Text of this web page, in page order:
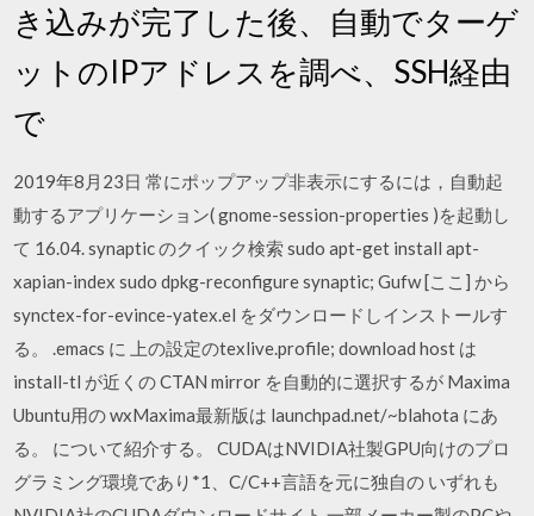
き込みが完了した後、自動でターゲ
ットのIPアドレスを調べ、SSH経由
で
2019年8月23日 常にポップアップ非表示にするには，自動起
動するアプリケーション( gnome-session-properties )を起動し
て 16.04. synaptic のクイック検索 sudo apt-get install apt-
xapian-index sudo dpkg-reconfigure synaptic; Gufw [ここ] から
synctex-for-evince-yatex.el をダウンロードしインストールす
る。 .emacs に 上の設定のtexlive.profile; download host は
install-tl が近くの CTAN mirror を自動的に選択するが Maxima
Ubuntu用の wxMaxima最新版は launchpad.net/~blahota にあ
る。 について紹介する。 CUDAはNVIDIA社製GPU向けのプロ
グラミング環境であり*1、C/C++言語を元に独自の いずれも